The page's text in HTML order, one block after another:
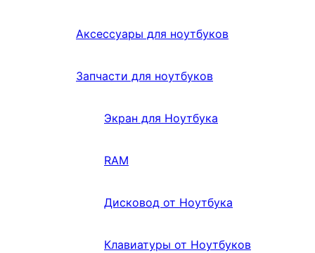
Аксессуары для ноутбуков
Запчасти для ноутбуков
Экран для Ноутбука
RAM
Дисковод от Ноутбука
Клавиатуры от Ноутбуков